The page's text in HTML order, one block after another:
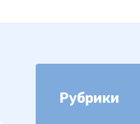
Рубрики